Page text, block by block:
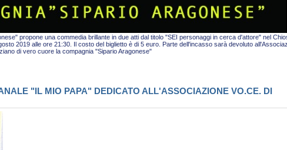
propone una commedia brillante in due atti dal titolo "SEI personaggi in cerca d'attore" nel
2019 alle ore 21:30. Il costo del biglietto è di 5 euro. Parte dell'incasso sarà devoluto
di vero cuore la compagnia "Sipario Aragonese"
"IL MIO PAPA" DEDICATO ALL'ASSOCIAZIONE VO.CE. DI